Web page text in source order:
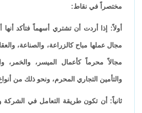
مختصراً في نقاط:
أولاً: إذا أردت أن تشتري أسهماً فتأكد
مجال عملها مباح كالزراعة، والصناعة،
مجالاً محرماً كأعمال الميسر، والخمر،
والتأمين التجاري المحرم، ونحو ذلك من
ثانياً: أن تكون طريقة التعامل في الشركة